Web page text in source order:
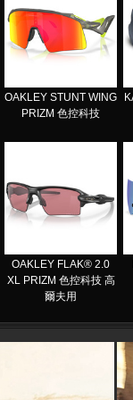
OAKLEY STUNT WING
PRIZM 色控科技
OAKLEY FLAK® 2.0
XL PRIZM 色控科技 高
爾夫用